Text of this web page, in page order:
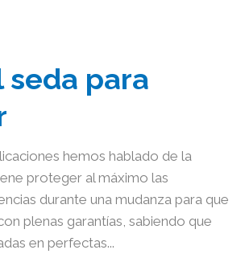
seda para
hemos hablado de la
proteger al máximo las
durante una mudanza para que
plenas garantías, sabiendo que
en perfectas...